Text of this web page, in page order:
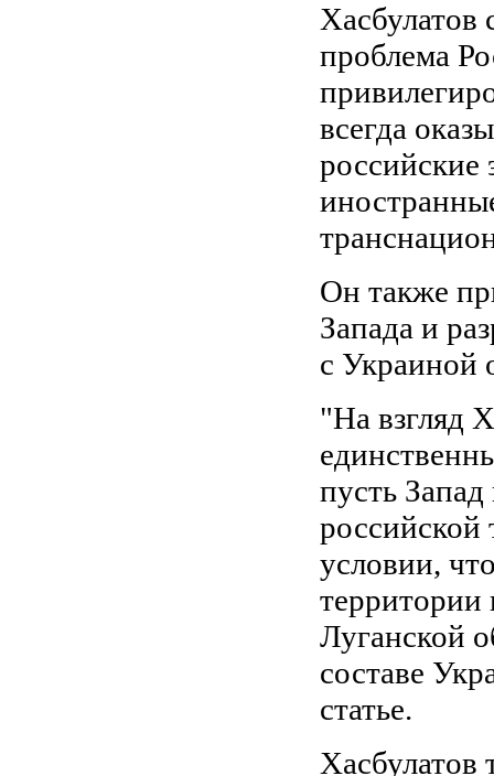
Хасбулатов
проблема
всегда
российские
Он также
Запада и
с Украиной
"На взгляд
пусть
российской
условии,
Луганской
составе
статье.
Хасбулатов